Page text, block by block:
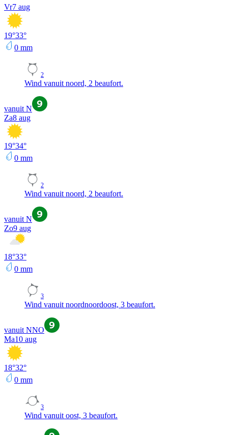
Vr7 aug
19°33°
0 mm
2
Wind vanuit noord, 2 beaufort.
vanuit N
Za8 aug
19°34°
0 mm
2
Wind vanuit noord, 2 beaufort.
vanuit N
Zo9 aug
18°33°
0 mm
3
Wind vanuit noordnoordoost, 3 beaufort.
vanuit NNO
Ma10 aug
18°32°
0 mm
3
Wind vanuit oost, 3 beaufort.